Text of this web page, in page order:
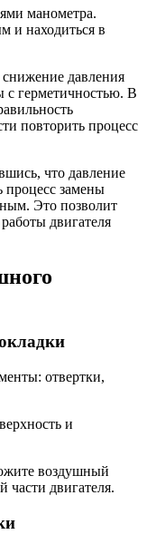
манометра.
и находиться в
давления
с герметичностью. В
повторить процесс
что давление
процесс замены
Это позволит
двигателя
отвертки,
и
воздушный
части двигателя.